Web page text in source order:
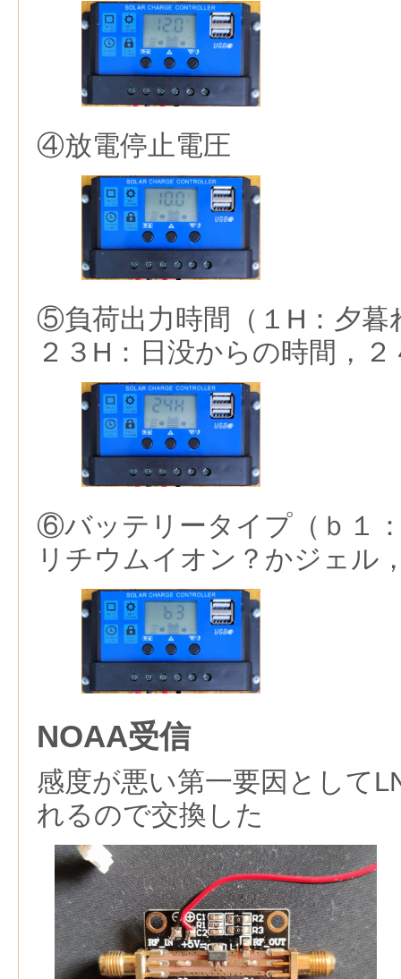
④放電停止電圧
⑤負荷出力時間（１H：夕暮
２３H：日没からの時間，
⑥バッテリータイプ（ｂ１
リチウムイオン？かジェル
NOAA受信
感度が悪い第一要因として
れるので交換した